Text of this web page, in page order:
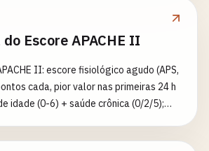
tipo 4 (hipoaldosteronismo, com
ânions não medidos (cetoacidose,
lactato) elevam falsamente; se Na
osmolar urinário. Fontes: Batlle
Bonner AJKD 2025. Interpretar com
é conselho médico.
Escore APACHE II
II: escore fisiológico agudo (APS,
cada, pior valor nas primeiras 24 h
idade (0-6) + saúde crônica (0/2/5);